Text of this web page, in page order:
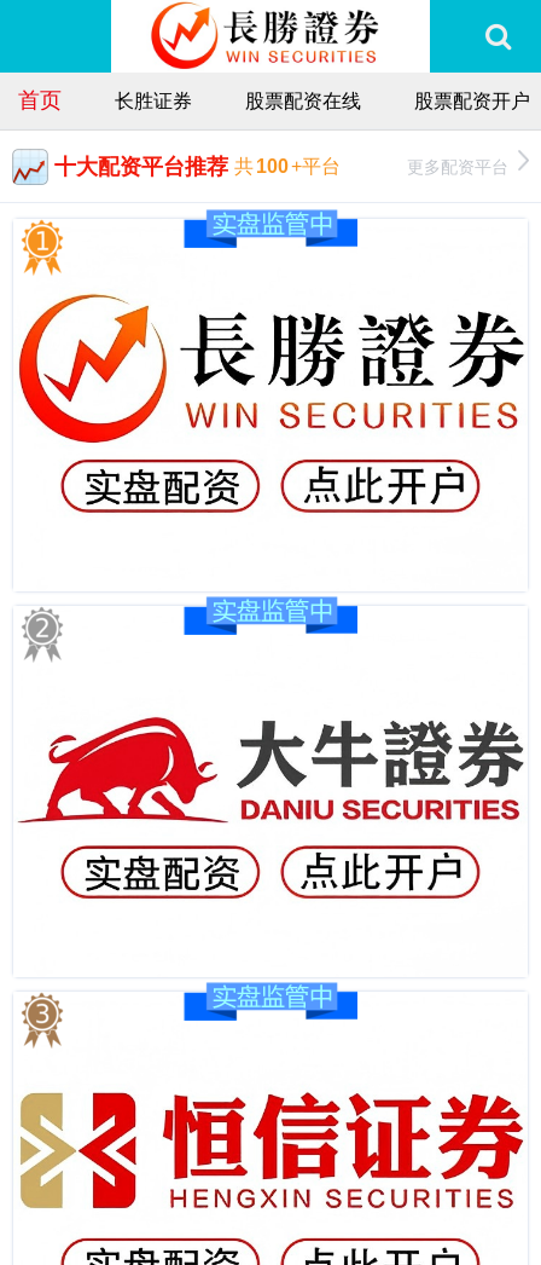
首页 长胜证券 股票配资在线 股票配资开户
十大配资平台推荐 共100+平台 更多配资平台